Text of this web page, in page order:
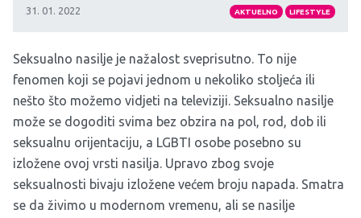
31. 01. 2022 AKTUELNO LIFESTYLE
Seksualno nasilje je nažalost sveprisutno. To nije
fenomen koji se pojavi jednom u nekoliko stoljeća ili
nešto što možemo vidjeti na televiziji. Seksualno nasilje
može se dogoditi svima bez obzira na pol, rod, dob ili
seksualnu orijentaciju, a LGBTI osobe posebno su
izložene ovoj vrsti nasilja. Upravo zbog svoje
seksualnosti bivaju izložene većem broju napada. Smatra
se da živimo u modernom vremenu, ali se nasilje